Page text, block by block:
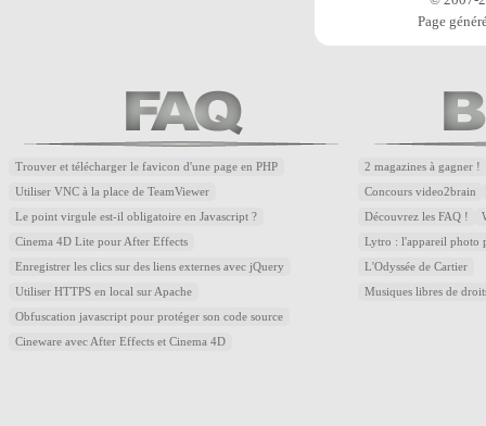
Page
Trouver et télécharger le favicon d'une page en PHP
Utiliser VNC à la place de TeamViewer
Le point virgule est-il obligatoire en Javascript ?
Cinema 4D Lite pour After Effects
Enregistrer les clics sur des liens externes avec jQuery
Utiliser HTTPS en local sur Apache
Obfuscation javascript pour protéger son code source
Cineware avec After Effects et Cinema 4D
2 magazines à gagner !
Concours video2brain
Découvrez les FAQ !
Lytro : l'appareil photo
L'Odyssée de Cartier
Musiques libres de